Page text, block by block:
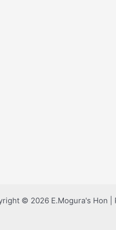
© 2026 E.Mogura's Hon |